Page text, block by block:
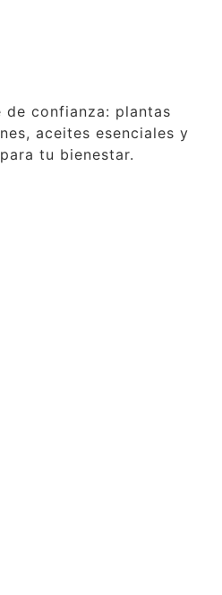
de confianza: plantas
aceites esenciales y
tu bienestar.